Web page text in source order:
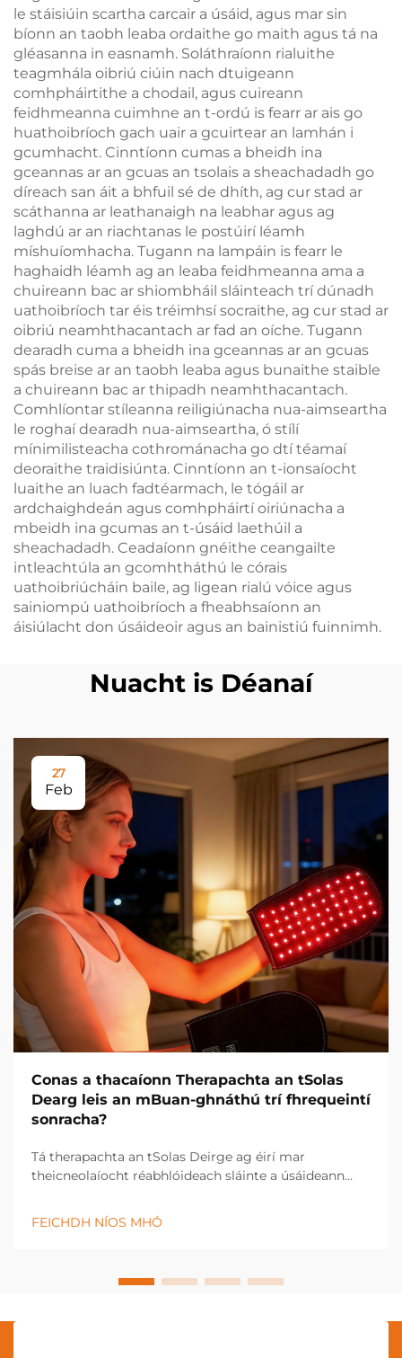
le stáisiúin scartha carcair a úsáid, agus mar sin
bíonn an taobh leaba ordaithe go maith agus tá na
gléasanna in easnamh. Soláthraíonn rialuithe
teagmhála oibriú ciúin nach dtuigeann
comhpháirtithe a chodail, agus cuireann
feidhmeanna cuimhne an t-ordú is fearr ar ais go
huathoibríoch gach uair a gcuirtear an lamhán i
gcumhacht. Cinntíonn cumas a bheidh ina
gceannas ar an gcuas an tsolais a sheachadadh go
díreach san áit a bhfuil sé de dhíth, ag cur stad ar
scáthanna ar leathanaigh na leabhar agus ag
laghdú ar an riachtanas le postúirí léamh
míshuíomhacha. Tugann na lampáin is fearr le
haghaidh léamh ag an leaba feidhmeanna ama a
chuireann bac ar shiombháil sláinteach trí dúnadh
uathoibríoch tar éis tréimhsí socraithe, ag cur stad ar
oibriú neamhthacantach ar fad an oíche. Tugann
dearadh cuma a bheidh ina gceannas ar an gcuas
spás breise ar an taobh leaba agus bunaithe staible
a chuireann bac ar thipadh neamhthacantach.
Comhlíontar stíleanna reiligiúnacha nua-aimseartha
le roghaí dearadh nua-aimseartha, ó stílí
mínimilisteacha cothrománacha go dtí téamaí
deoraithe traidisiúnta. Cinntíonn an t-ionsaíocht
luaithe an luach fadtéarmach, le tógáil ar
ardchaighdeán agus comhpháirtí oiriúnacha a
mbeidh ina gcumas an t-úsáid laethúil a
sheachadadh. Ceadaíonn gnéithe ceangailte
intleachtúla an gcomhtháthú le córais
uathoibriúcháin baile, ag ligean rialú vóice agus
sainiompú uathoibríoch a fheabhsaíonn an
áisiúlacht don úsáideoir agus an bainistiú fuinnimh.
Nuacht is Déanaí
27
Feb
Conas a thacaíonn Therapachta an tSolas
Dearg leis an mBuan-ghnáthú trí fhrequeintí
sonracha?
Tá therapachta an tSolas Deirge ag éirí mar
theicneolaíocht réabhlóideach sláinte a úsáideann
agus athgheneráil cheallach a phromhiú. Úsáideann
an modh cóireála nuálaíochta seo minicíochtaí cruinn
FEICHDH NÍOS MHÓ